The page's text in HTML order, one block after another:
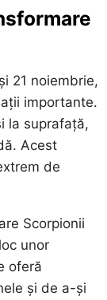
21 noiembrie,
importante.
la suprafață,
Acest
de
Scorpionii
unor
oferă
și de a-și